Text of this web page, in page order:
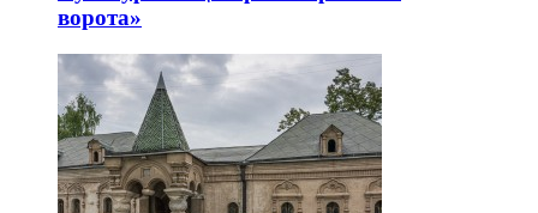
ворота»